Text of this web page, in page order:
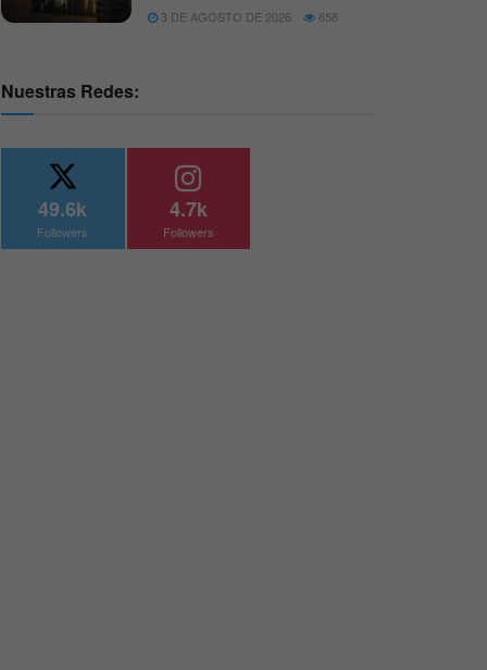
3 DE AGOSTO DE 2026 658
Nuestras Redes:
49.6k
Followers
4.7k
Followers